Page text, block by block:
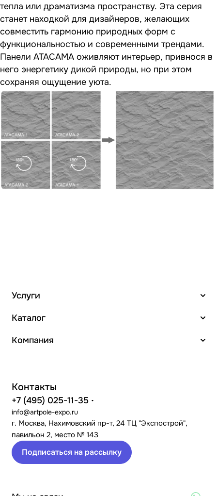
тепла или драматизма пространству. Эта серия
станет находкой для дизайнеров, желающих
совместить гармонию природных форм с
функциональностью и современными трендами.
Панели ATACAMA оживляют интерьер, привнося в
него энергетику дикой природы, но при этом
сохраняя ощущение уюта.
Услуги
Каталог
Компания
Контакты
+7 (495) 025-11-35
info@artpole-expo.ru
г. Москва, Нахимовский пр-т, 24 ТЦ "Экспострой",
павильон 2, место № 143
Подписаться на рассылку